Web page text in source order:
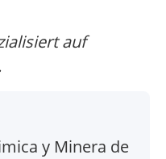
auf
y Minera de